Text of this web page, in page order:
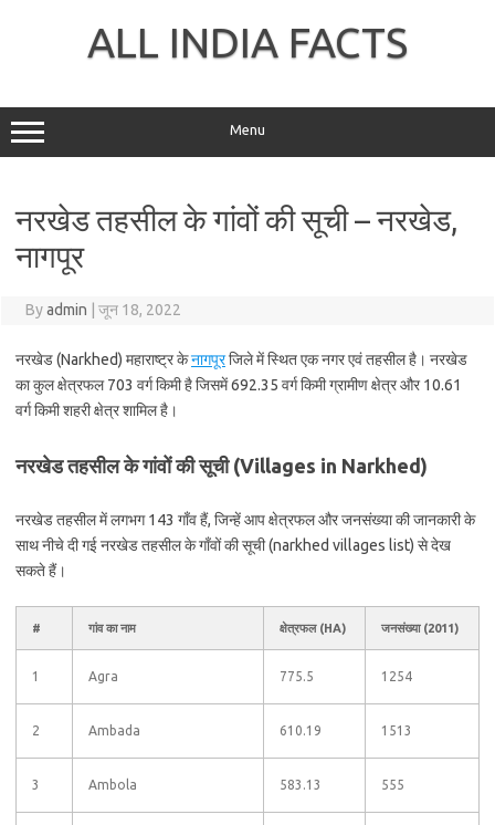
ALL INDIA FACTS
Menu
नरखेड तहसील के गांवों की सूची – नरखेड,
नागपूर
Byadmin जून 18, 2022
नरखेड (Narkhed) महाराष्ट्र केनागपूरजिले में स्थित एक नगर एवं तहसील है। नरखेड
का कुल क्षेत्रफल 703 वर्ग किमी है जिसमें 692.35 वर्ग किमी ग्रामीण क्षेत्र और 10.61
वर्ग किमी शहरी क्षेत्र शामिल है।
नरखेड तहसील के गांवों की सूची (Villages in Narkhed)
नरखेड तहसील में लगभग 143 गाँव हैं, जिन्हें आप क्षेत्रफल और जनसंख्या की जानकारी के
साथ नीचे दी गई नरखेड तहसील के गाँवों की सूची (narkhed villages list) से देख
सकते हैं।
# गांव का नाम क्षेत्रफल (HA) जनसंख्या (2011)
1 Agra 775.5 1254
2 Ambada 610.19 1513
3 Ambola 583.13 555